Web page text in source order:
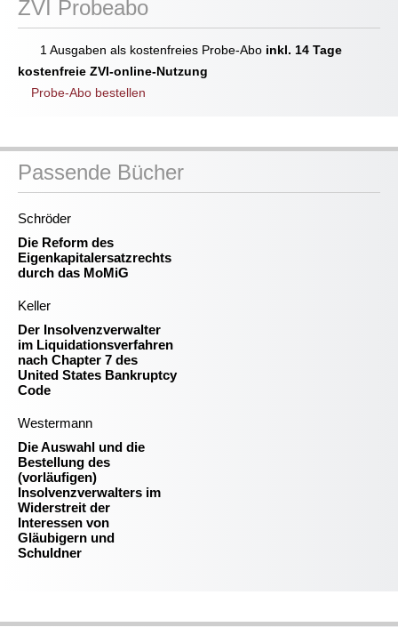
ZVI Probeabo
1 Ausgaben als kostenfreies Probe-Abo inkl. 14 Tage
kostenfreie ZVI-online-Nutzung
Probe-Abo bestellen
Passende Bücher
Schröder
Die Reform des
Eigenkapitalersatzrechts
durch das MoMiG
Keller
Der Insolvenzverwalter
im Liquidationsverfahren
nach Chapter 7 des
United States Bankruptcy
Code
Westermann
Die Auswahl und die
Bestellung des
(vorläufigen)
Insolvenzverwalters im
Widerstreit der
Interessen von
Gläubigern und
Schuldner